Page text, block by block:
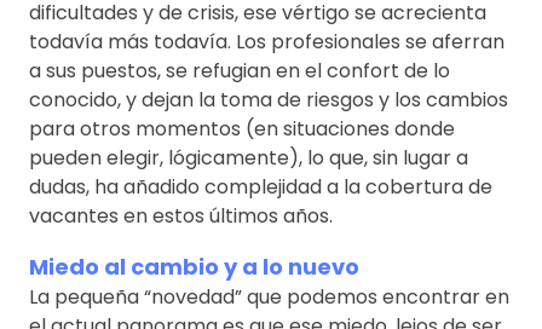
dificultades y de crisis, ese vértigo se acrecienta
todavía más todavía. Los profesionales se aferran
a sus puestos, se refugian en el confort de lo
conocido, y dejan la toma de riesgos y los cambios
para otros momentos (en situaciones donde
pueden elegir, lógicamente), lo que, sin lugar a
dudas, ha añadido complejidad a la cobertura de
vacantes en estos últimos años.
Miedo al cambio y a lo nuevo
La pequeña “novedad” que podemos encontrar en